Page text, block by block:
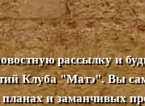
рассылку и
Клуба "Матэ". Вы
планах и заманчивых